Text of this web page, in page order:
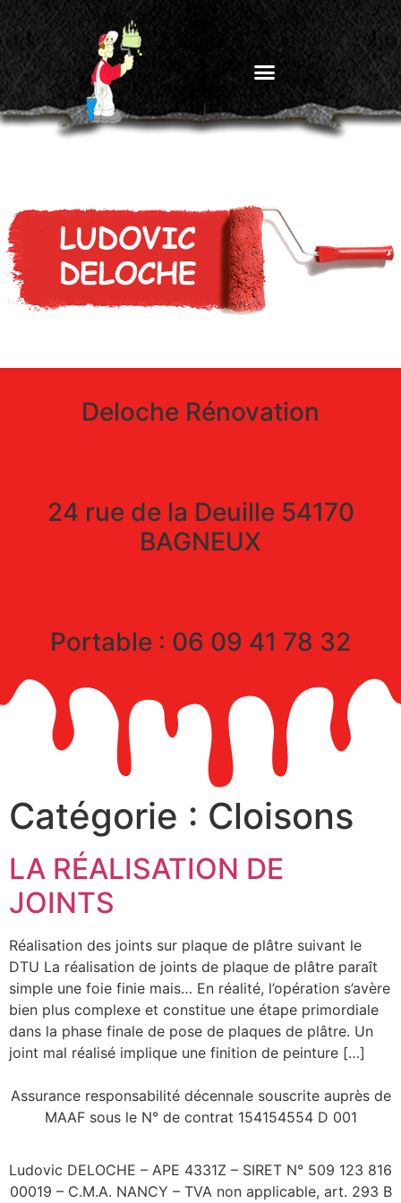
Deloche Rénovation
24 rue de la Deuille 54170
BAGNEUX
Portable : 06 09 41 78 32
Catégorie : Cloisons
LA RÉALISATION DE
JOINTS
Réalisation des joints sur plaque de plâtre suivant le
DTU La réalisation de joints de plaque de plâtre paraît
simple une foie finie mais… En réalité, l’opération s’avère
bien plus complexe et constitue une étape primordiale
dans la phase finale de pose de plaques de plâtre. Un
joint mal réalisé implique une finition de peinture […]
Assurance responsabilité décennale souscrite auprès de
MAAF sous le N° de contrat 154154554 D 001
Ludovic DELOCHE – APE 4331Z – SIRET N° 509 123 816
00019 – C.M.A. NANCY – TVA non applicable, art. 293 B